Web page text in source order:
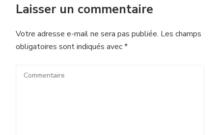
Laisser un commentaire
Votre adresse e-mail ne sera pas publiée. Les champs
obligatoires sont indiqués avec*